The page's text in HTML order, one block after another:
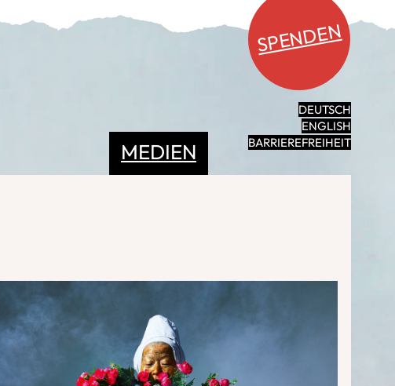
SPENDEN
DEUTSCH
ENGLISH
BARRIEREFREIHEIT
MEDIEN